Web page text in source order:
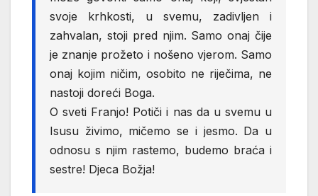
svoje krhkosti, u svemu, zadivljen i
zahvalan, stoji pred njim. Samo onaj čije
je znanje prožeto i nošeno vjerom. Samo
onaj kojim ničim, osobito ne riječima, ne
nastoji doreći Boga.
O sveti Franjo! Potiči i nas da u svemu u
Isusu živimo, mičemo se i jesmo. Da u
odnosu s njim rastemo, budemo braća i
sestre! Djeca Božja!